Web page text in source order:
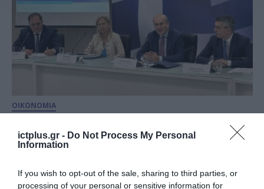
ictplus.gr - Do Not Process My Personal
Information
If you wish to opt-out of the sale, sharing to third parties, or
processing of your personal or sensitive information for
ΟΙΚΟΝΟΜΙΑ
Χαρτοσήμου σε πάνω από 600
το Ψηφιακό Τέλος Συναλλαγής
03.07.2024